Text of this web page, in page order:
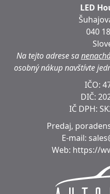
LED
040
Na tejto adrese sa
osobný nákup navštívte
IČO:
DIČ:
IČ DPH:
Predaj,
E-mail:
Web: https://